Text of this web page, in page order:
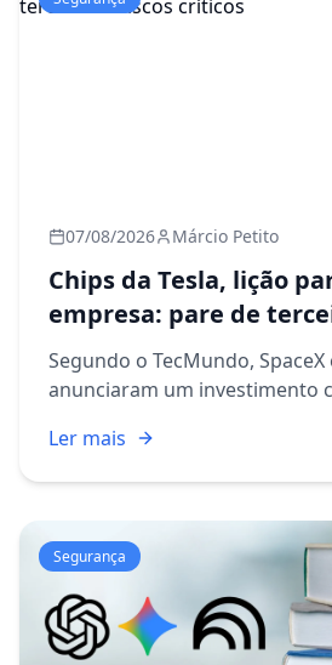
07/08/2026 Márcio Petito
Chips da Tesla, lição
empresa: pare de
críticos
Segundo o TecMundo, SpaceX
anunciaram um investimento
batizada de Terafab. A notícia
distante da realidade de
Ler mais
Segurança